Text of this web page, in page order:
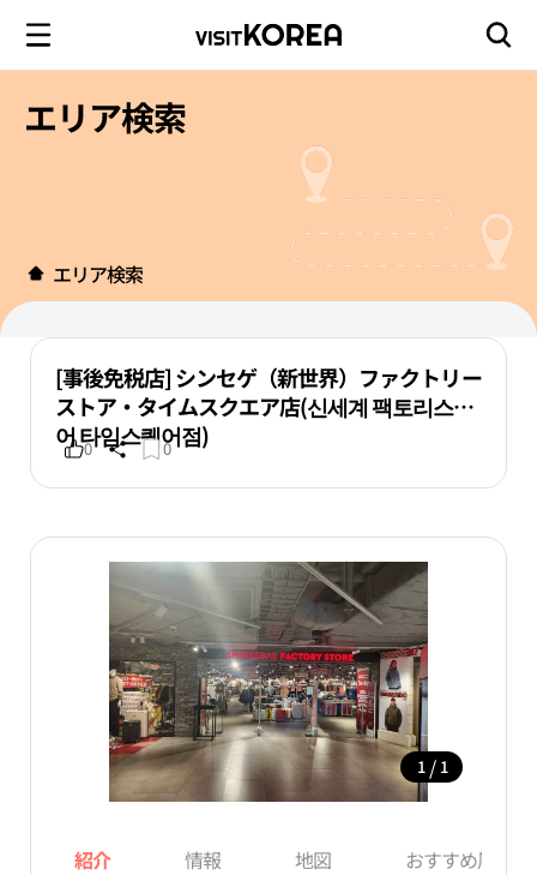
エリア検索
エリア検索
[事後免税店] シンセゲ（新世界）ファクトリー
ストア・タイムスクエア店(신세계 팩토리스토
어 타임스퀘어점)
0 0
1 / 1
紹介 情報 地図 おすすめ周辺